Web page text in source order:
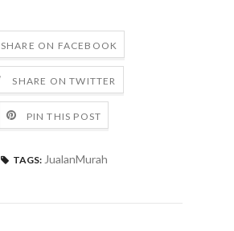
SHARE ON FACEBOOK
SHARE ON TWITTER
PIN THIS POST
TAGS: JualanMurah